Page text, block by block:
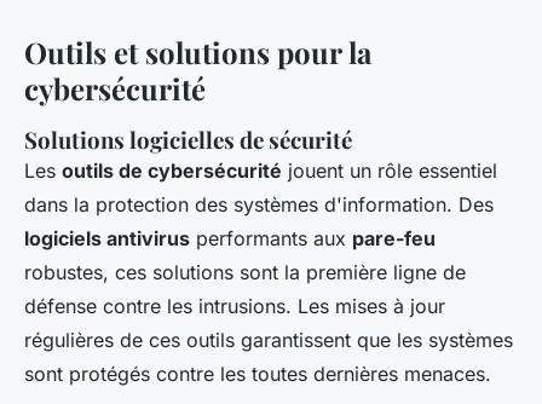
Outils et solutions pour la
cybersécurité
Solutions logicielles de sécurité
Les outils de cybersécurité jouent un rôle essentiel
dans la protection des systèmes d'information. Des
logiciels antivirus performants aux pare-feu
robustes, ces solutions sont la première ligne de
défense contre les intrusions. Les mises à jour
régulières de ces outils garantissent que les systèmes
sont protégés contre les toutes dernières menaces.